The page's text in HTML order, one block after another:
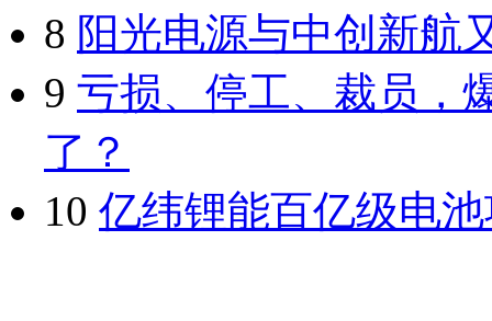
8 阳光电源与中创新航
9 亏损、停工、裁员，
了？
10 亿纬锂能百亿级电